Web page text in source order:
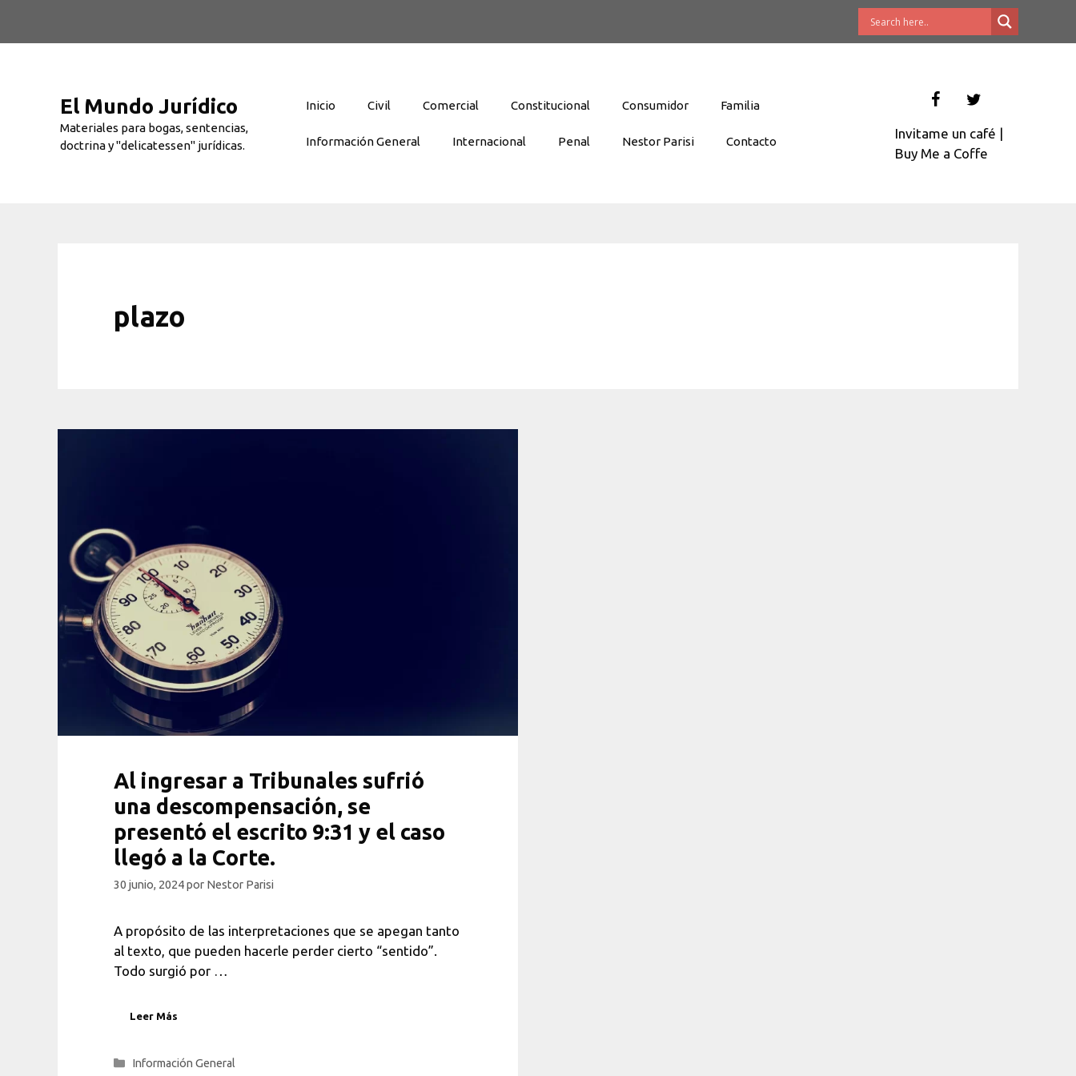
El Mundo Jurídico
Materiales para bogas, sentencias,
doctrina y "delicatessen" jurídicas.
Inicio Civil Comercial Constitucional Consumidor Familia
Información General Internacional Penal Nestor Parisi Contacto
Invitame un café |
Buy Me a Coffe
plazo
Al ingresar a Tribunales sufrió
una descompensación, se
presentó el escrito 9:31 y el caso
llegó a la Corte.
30 junio, 2024por Nestor Parisi
A propósito de las interpretaciones que se apegan tanto
al texto, que pueden hacerle perder cierto “sentido”.
Todo surgió por …
Leer Más
Categorías
Información General